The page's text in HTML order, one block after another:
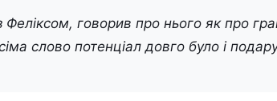
Феліксом, говорив про нього як про
слово потенціал довго було і